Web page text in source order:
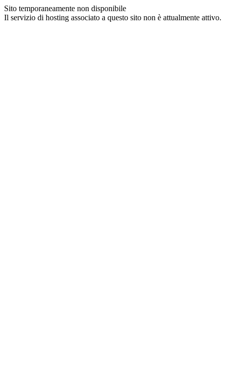
Sito temporaneamente non disponibile
Il servizio di hosting associato a questo sito non è attualmente attivo.